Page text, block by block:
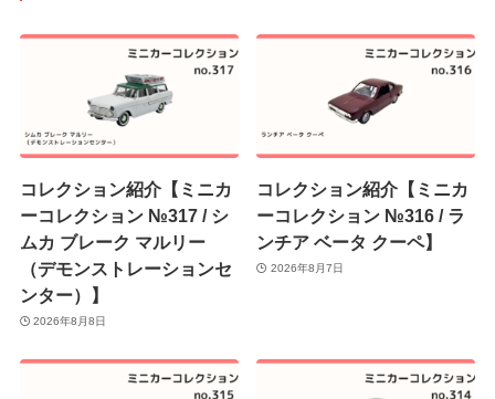
コレクション紹介【ミニカ
ーコレクション №317 / シ
ムカ ブレーク マルリー
（デモンストレーションセ
ンター）】
2026年8月8日
コレクション紹介【ミニカ
ーコレクション №316 / ラ
ンチア ベータ クーペ】
2026年8月7日